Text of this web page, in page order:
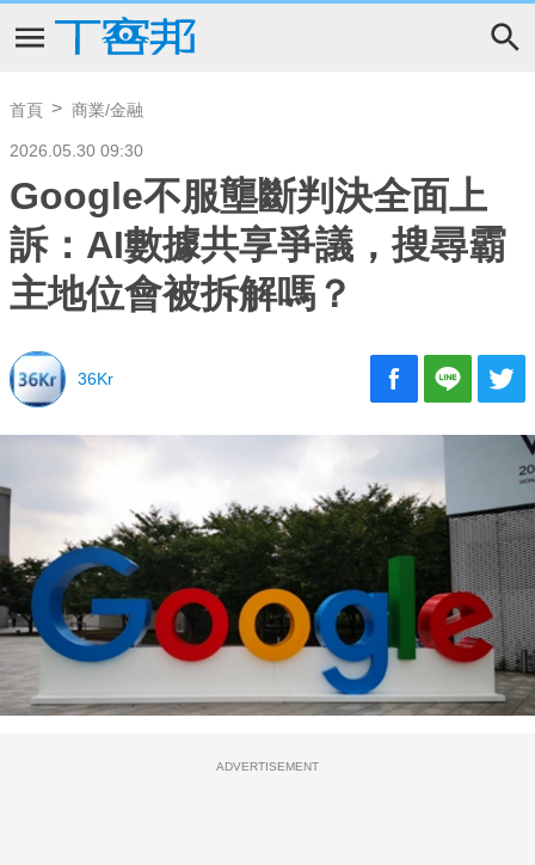
首頁 商業/金融
2026.05.30 09:30
Google不服壟斷判決全面上
訴：AI數據共享爭議，搜尋霸
主地位會被拆解嗎？
36Kr
ADVERTISEMENT